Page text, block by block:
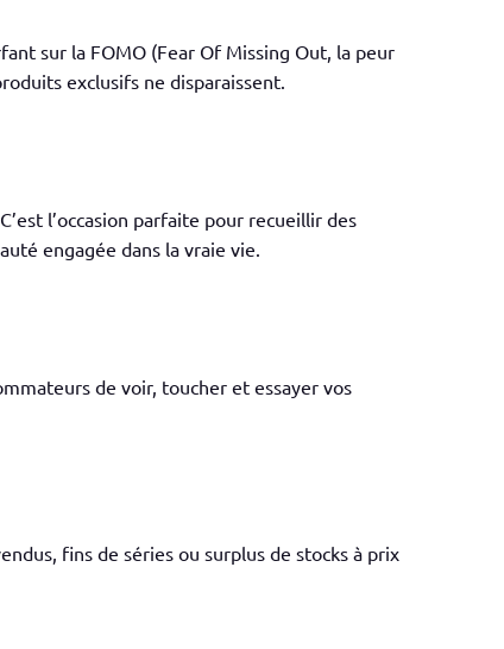
sur la FOMO (Fear Of Missing Out, la peur
exclusifs ne disparaissent.
l’occasion parfaite pour recueillir des
engagée dans la vraie vie.
de voir, toucher et essayer vos
fins de séries ou surplus de stocks à prix